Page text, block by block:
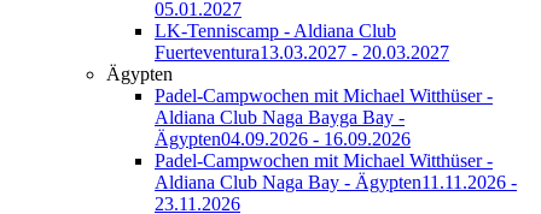
05.01.2027
LK-Tenniscamp - Aldiana Club
Fuerteventura13.03.2027 - 20.03.2027
Ägypten
Padel-Campwochen mit Michael Witthüser -
Aldiana Club Naga Bayga Bay -
Ägypten04.09.2026 - 16.09.2026
Padel-Campwochen mit Michael Witthüser -
Aldiana Club Naga Bay - Ägypten11.11.2026 -
23.11.2026